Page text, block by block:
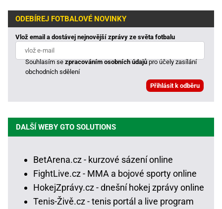
ODEBÍREJ FOTBALOVÉ NOVINKY
Vlož email a dostávej nejnovější zprávy ze světa fotbalu
Souhlasím sezpracováním osobních údajůpro účely zasílání
obchodních sdělení
DALŠÍ WEBY GTO SOLUTIONS
BetArena.cz - kurzové sázení online
FightLive.cz - MMA a bojové sporty online
HokejZprávy.cz - dnešní hokej zprávy online
Tenis-Živě.cz - tenis portál a live program